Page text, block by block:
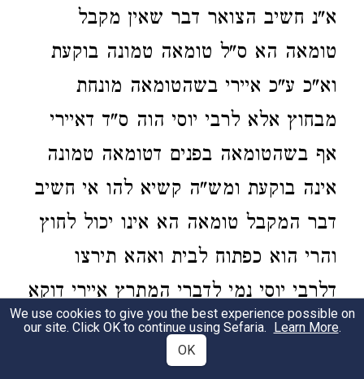
א"נ חשיב הצואר דבר שאין מקבל
טומאה הא ס"ל טומאה טמונה בוקעת
וא"כ ע"כ איירי בשהטומאה מונחת
מבחוץ אלא לרבי יוסי הוה ס"ד דאיירי
אף בשהטומאה בפנים דטומאה טמונה
אינה בוקעת ומש"ה קשיא להו אי חשיב
דבר המקבל טומאה הא אינו יכול לחוץ
והרי הוא כפתוח לבית ואהא תירצו
דלרבי יוסי נמי לדברי המתרץ איירי דוקא
בשהטומאה פוסקת בחוץ אך קשה לי
דאכתי לדברי המקשה דהוי ס"ד דרואין
We use cookies to give you the best experience possible on
our site. Click OK to continue using Sefaria. Learn More.
OK